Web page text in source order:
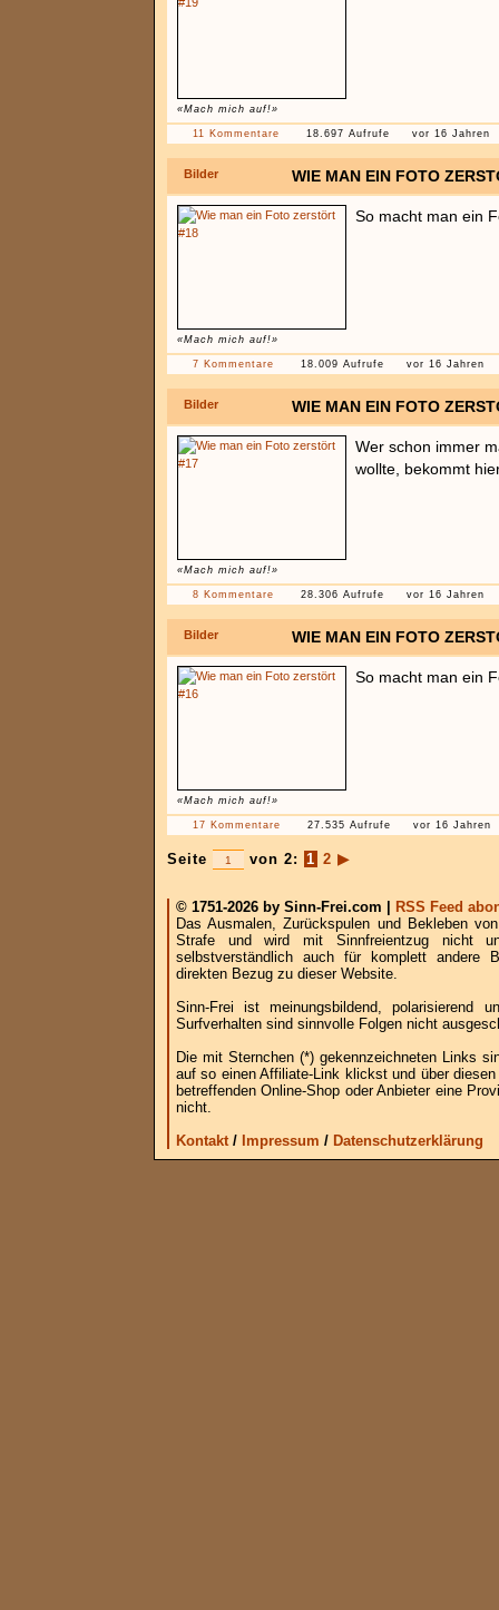
«Mach mich auf!»
11 Kommentare 18.697 Aufrufe vor 16 Jahren
Bilder WIE MAN EIN FOTO
«Mach mich auf!»
So macht man ein
7 Kommentare 18.009 Aufrufe vor 16 Jahren
Bilder WIE MAN EIN FOTO
«Mach mich auf!»
Wer schon immer
wollte, bekommt
8 Kommentare 28.306 Aufrufe vor 16 Jahren
Bilder WIE MAN EIN FOTO
«Mach mich auf!»
So macht man ein
17 Kommentare 27.535 Aufrufe vor 16 Jahren
Seite von 2: 1 2 ▶
© 1751-2026 by Sinn-Frei.com |
RSS Feed
Das Ausmalen, Zurückspulen und Bekleben
Strafe und wird mit Sinnfreientzug nicht
selbstverständlich auch für komplett andere
direkten Bezug zu dieser Website.
Sinn-Frei ist meinungsbildend, polarisierend
Surfverhalten sind sinnvolle Folgen nicht
Die mit Sternchen (*) gekennzeichneten Links
auf so einen Affiliate-Link klickst und über
betreffenden Online-Shop oder Anbieter eine
nicht.
Kontakt/ Impressum / Datenschutzerklärung